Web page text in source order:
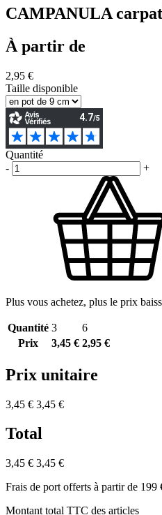
CAMPANULA
À partir de
2,95 €
Taille disponible
Quantité
-
+
Plus vous achetez, plus le prix
Quantité 3
6
Prix
3,45 € 2,95 €
Prix unitaire
3,45 € 3,45 €
Total
3,45 € 3,45 €
Frais de port offerts à partir de 199
Montant total TTC des articles